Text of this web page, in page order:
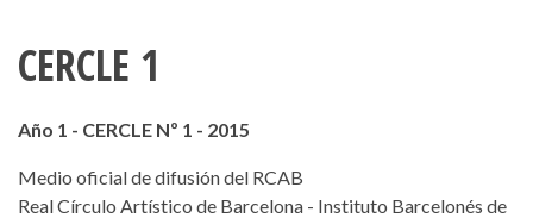
CERCLE 1
Año 1 - CERCLE Nº 1 - 2015
Medio oficial de difusión del RCAB
Real Círculo Artístico de Barcelona - Instituto Barcelonés de